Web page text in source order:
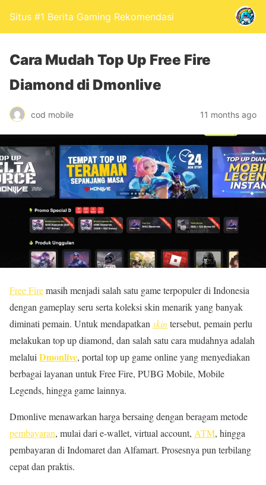
Situs #1 Berita Gaming Rekomendasi
Cara Mudah Top Up Free Fire
Diamond di Dmonlive
cod mobile 11 months ago
Free Firemasih menjadi salah satu game terpopuler di Indonesia
dengan gameplay seru serta koleksi skin menarik yang banyak
diminati pemain. Untuk mendapatkan skintersebut, pemain perlu
melakukan top up diamond, dan salah satu cara mudahnya adalah
melalui Dmonlive, portal top up game online yang menyediakan
berbagai layanan untuk Free Fire, PUBG Mobile, Mobile
Legends, hingga game lainnya.
Dmonlive menawarkan harga bersaing dengan beragam metode
pembayaran, mulai dari e-wallet, virtual account, ATM, hingga
pembayaran di Indomaret dan Alfamart. Prosesnya pun terbilang
cepat dan praktis.